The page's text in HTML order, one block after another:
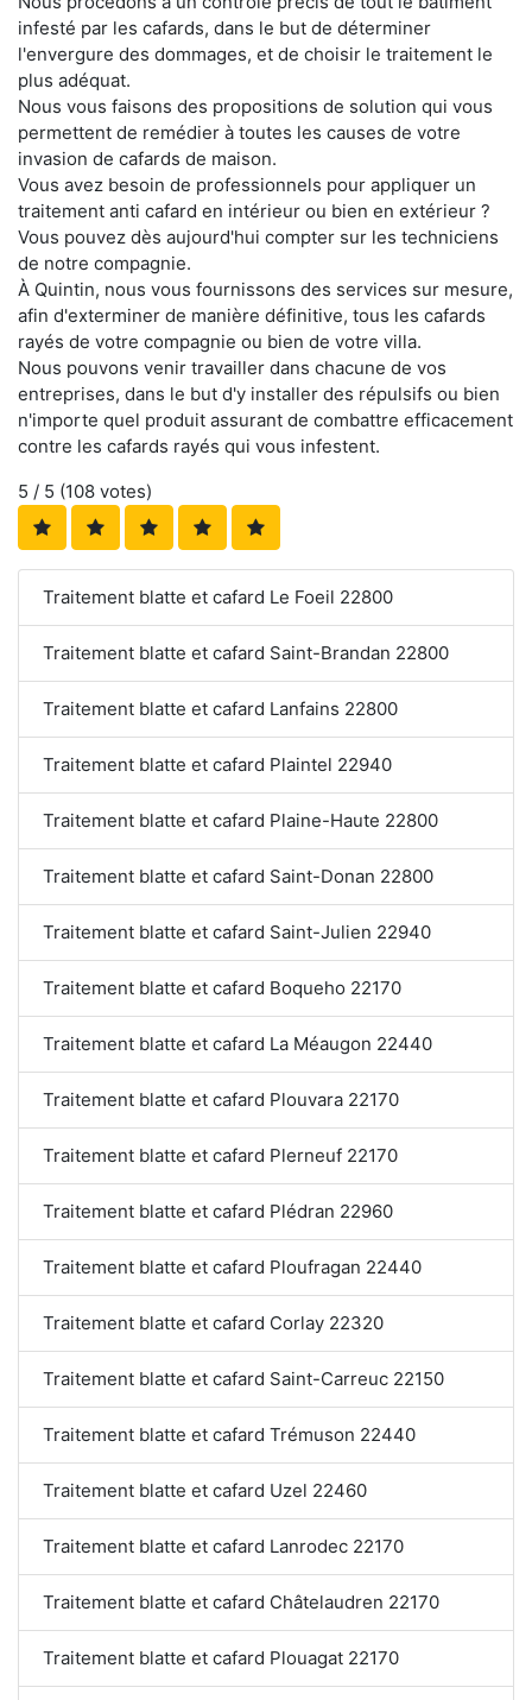
infesté par les cafards, dans le but de déterminer
l'envergure des dommages, et de choisir le traitement le
plus adéquat.
Nous vous faisons des propositions de solution qui vous
permettent de remédier à toutes les causes de votre
invasion de cafards de maison.
Vous avez besoin de professionnels pour appliquer un
traitement anti cafard en intérieur ou bien en extérieur ?
Vous pouvez dès aujourd'hui compter sur les techniciens
de notre compagnie.
À Quintin, nous vous fournissons des services sur mesure,
afin d'exterminer de manière définitive, tous les cafards
rayés de votre compagnie ou bien de votre villa.
Nous pouvons venir travailler dans chacune de vos
entreprises, dans le but d'y installer des répulsifs ou bien
n'importe quel produit assurant de combattre efficacement
contre les cafards rayés qui vous infestent.
5 / 5 (108 votes)
Traitement blatte et cafard Le Foeil 22800
Traitement blatte et cafard Saint-Brandan 22800
Traitement blatte et cafard Lanfains 22800
Traitement blatte et cafard Plaintel 22940
Traitement blatte et cafard Plaine-Haute 22800
Traitement blatte et cafard Saint-Donan 22800
Traitement blatte et cafard Saint-Julien 22940
Traitement blatte et cafard Boqueho 22170
Traitement blatte et cafard La Méaugon 22440
Traitement blatte et cafard Plouvara 22170
Traitement blatte et cafard Plerneuf 22170
Traitement blatte et cafard Plédran 22960
Traitement blatte et cafard Ploufragan 22440
Traitement blatte et cafard Corlay 22320
Traitement blatte et cafard Saint-Carreuc 22150
Traitement blatte et cafard Trémuson 22440
Traitement blatte et cafard Uzel 22460
Traitement blatte et cafard Lanrodec 22170
Traitement blatte et cafard Châtelaudren 22170
Traitement blatte et cafard Plouagat 22170